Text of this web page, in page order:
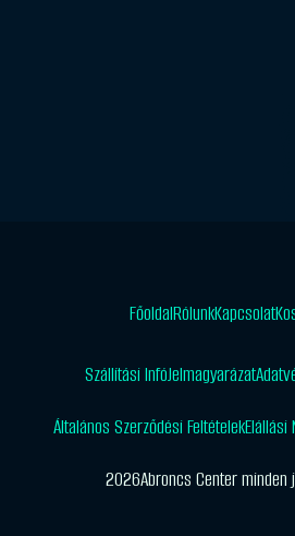
FőoldalRólunkKapcsolat
Szállítási InfóJelmagyarázat
Általános Szerződési FeltételekElállási
2026Abroncs Center minden